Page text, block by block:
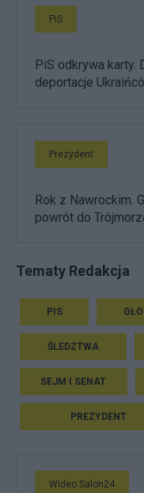
PiS
PiS odkrywa karty.
deportacje
Prezydent
Rok z Nawrockim.
powrót do
Tematy Redakcja
PIS
ŚLEDZTWA
SEJM I SENAT
PREZYDENT
Wideo Salon24